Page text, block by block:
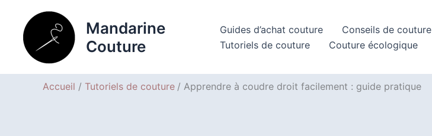
contenu
Mandarine
Couture
Guides d’achat couture Conseils de couture
Tutoriels de couture
Couture écologique
Accueil Tutoriels de couture Apprendre à coudre droit facilement : guide pratique